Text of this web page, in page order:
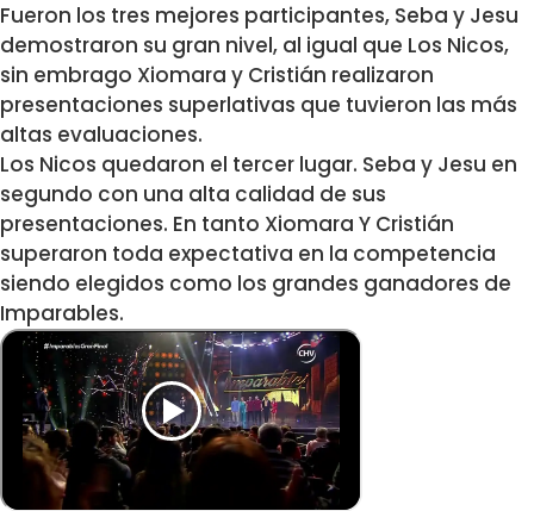
Fueron los tres mejores participantes, Seba y Jesu
demostraron su gran nivel, al igual que Los Nicos,
sin embrago Xiomara y Cristián realizaron
presentaciones superlativas que tuvieron las más
altas evaluaciones.
Los Nicos quedaron el tercer lugar. Seba y Jesu en
segundo con una alta calidad de sus
presentaciones. En tanto Xiomara Y Cristián
superaron toda expectativa en la competencia
siendo elegidos como los grandes ganadores de
Imparables.